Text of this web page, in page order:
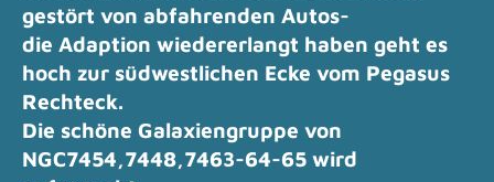
gestört von abfahrenden Autos-
die Adaption wiedererlangt haben geht es
hoch zur südwestlichen Ecke vom Pegasus
Rechteck.
Die schöne Galaxiengruppe von
NGC7454,7448,7463-64-65 wird